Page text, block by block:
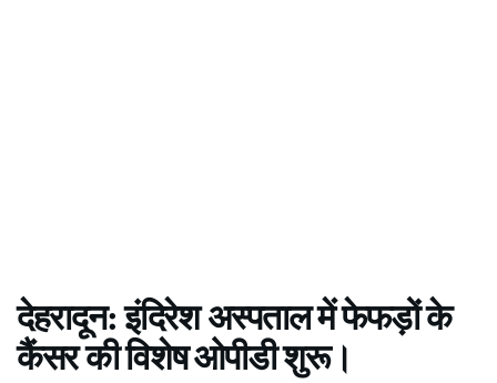
देहरादून: इंदिरेश अस्पताल में फेफड़ों के
कैंसर की विशेष ओपीडी शुरू।